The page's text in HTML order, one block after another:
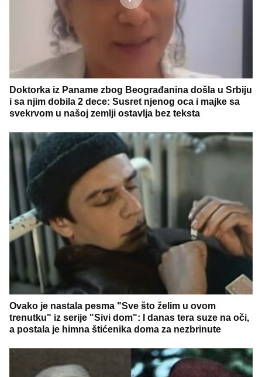
Doktorka iz Paname zbog Beograđanina došla u Srbiju
i sa njim dobila 2 dece: Susret njenog oca i majke sa
svekrvom u našoj zemlji ostavlja bez teksta
Ovako je nastala pesma "Sve što želim u ovom
trenutku" iz serije "Sivi dom": I danas tera suze na oči,
a postala je himna štićenika doma za nezbrinute